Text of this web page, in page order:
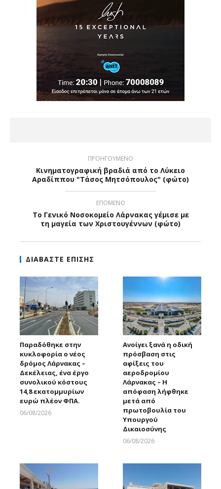
ΠΡΟΗΓΟΥΜΕΝΟ
Κινηματογραφική βραδιά από το Λύκειο
Αραδίππου "Τάσος Μητσόπουλος" (φώτο)
ΕΠΟΜΕΝΟ
Το Γενικό Νοσοκομείο Λάρνακας γέμισε με
τη μαγεία των Χριστουγέννων (φώτο)
ΔΙΑΒΑΣΤΕ ΕΠΙΣΗΣ
Παραδόθηκε στην
κυκλοφορία ο νέος
δρόμος Λάρνακας –
Δεκέλειας, ένα έργο
συνολικού κόστους
14,8 εκατομμυρίων
ευρώ πλέον ΦΠΑ.
06/08/2026
Ανοίγει ξανά η οδική
πρόσβαση στις
αφίξεις του
αεροδρομίου
Λάρνακας – Η
απόφαση λήφθηκε
μετά από
πρωτοβουλία του
Υπουργού
Δικαιοσύνης
06/08/2026